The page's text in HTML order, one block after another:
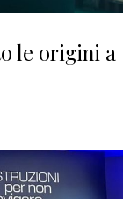
le origini a